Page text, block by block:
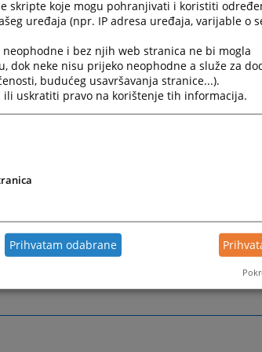
,https://vsts.pravosudje.ba ,
Contact phone
:
from 10:00 to 12:00.
regarding the public vacancy procedure
510 or +387 (0)33 704 657
regarding ethics and integrity
: +387
skripte koje mogu pohranjivati i koristiti
uređaja (npr. IP adresa uređaja, varijable o
i bez njih web stranica ne bi mogla
dok neke nisu prijeko neophodne a služe za
budućeg usavršavanja stranice...).
ili uskratiti pravo na korištenje tih informacija.
Prihvatam odabrane